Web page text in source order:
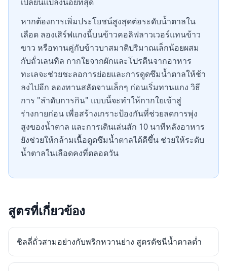
หากต้องการเพิ่มประโยชน์สูงสุดต่อระดับน้ำตาลใน
เลือด ลองเสิร์ฟแกงนี้บนข้าวคอลิฟลาวเวอร์แทนข้าว
ขาว หรือทานคู่กับข้าวบาสมาติปริมาณเล็กน้อยผสม
กับถั่วเลนทิล กากใยจากผักและโปรตีนจากอาหาร
ทะเลจะช่วยชะลอการย่อยและการดูดซึมน้ำตาลให้ช้า
ลงไปอีก ลองทานสลัดจานเล็กๆ ก่อนเริ่มทานแกง วิธี
การ "ลำดับการกิน" แบบนี้จะทำให้กากใยเข้าสู่
ร่างกายก่อน เพื่อสร้างเกราะป้องกันที่ช่วยลดการพุ่ง
สูงของน้ำตาล และการเดินเล่นสัก 10 นาทีหลังอาหาร
ยังช่วยให้กล้ามเนื้อดูดซึมน้ำตาลได้ดีขึ้น ช่วยให้ระดับ
น้ำตาลในเลือดคงที่ตลอดวัน
สูตรที่เกี่ยวข้อง
ชิลลี่ถั่วสามอย่างกับพริกหวานย่าง สูตรดัชนีน้ำตาลต่ำ